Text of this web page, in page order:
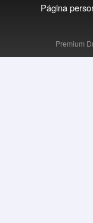
Página
Premium